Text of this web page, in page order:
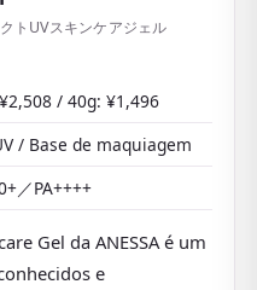
em drugstores, na
popular no Japão.
トUVスキンケアジェル
/ 40g: ¥1,496
/ Base de maquiagem
／PA++++
Gel da ANESSA é um
e